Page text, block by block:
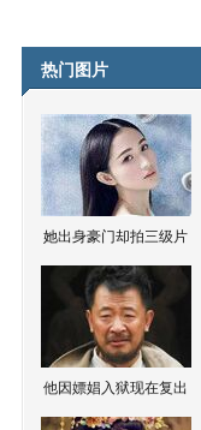
热门图片
她出身豪门却拍三级片
他因嫖娼入狱现在复出